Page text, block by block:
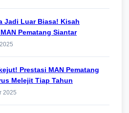
Jadi Luar Biasa! Kisah
Pematang Siantar
Prestasi MAN Pematang
Melejit Tiap Tahun
2025